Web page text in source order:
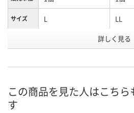
サイズ L LL
260171
8月9
詳しく見る
この商品を見た人はこち
す